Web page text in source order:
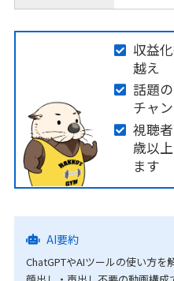
収益
越え
話題
チャ
視聴
歳以
ます
AI要約
ChatGPTやAIツールの使い方を